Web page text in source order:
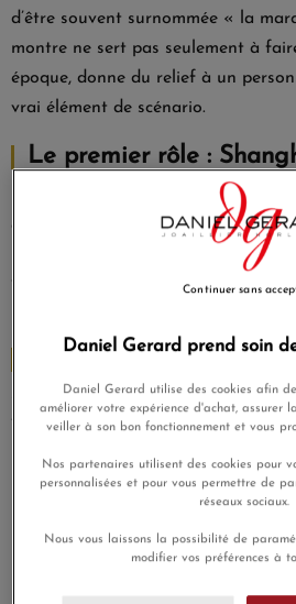
d’être souvent surnommée « la
montre ne sert pas seulement à
époque, donne du relief à un
vrai élément de scénario.
Le premier rôle :
L’histoire démarre tôt. Dès 1932,
apparition remarquée à l’écran
Marlene Dietrich. Ce “premier
tradition de collaborations, où
Ventura : design
Certaines montres ont un physique
Venturaincarne ce statut :
rétrofuturiste, et une vraie place
Hamilton rappelle aussi que la
la légende au poignet d’Elvis
Daniel Gerard prend soin
Daniel Gerard utilise des cookies afin
améliorer votre expérience d'achat, assurer
veiller à son bon fonctionnement et vous
Nos partenaires utilisent des cookies pour
personnalisées et pour vous permettre de
réseaux sociaux.
Nous vous laissons la possibilité de
modifier vos préférences à
Continuer sans